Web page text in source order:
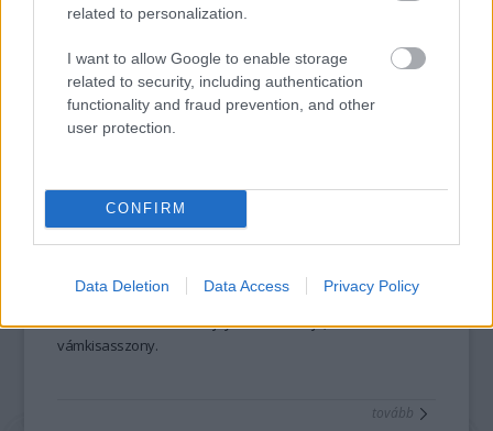
related to personalization.
I want to allow Google to enable storage
related to security, including authentication
functionality and fraud prevention, and other
user protection.
CONFIRM
Data Deletion Data Access Privacy Policy
A kísértés házhoz jön
2015. 07. 30.|Kultúrpart
Ismét ősbemutatóra készül a Manna
augusztus 2-án
Harangi Mária rendezésében látható a
zsámbéki Ifjúsági
Házban Kállai R. Gábor díjnyertes novellája,A
vámkisasszony.
tovább